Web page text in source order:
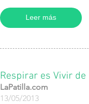
Leer más
Respirar es Vivir
LaPatilla.com
13/05/2013